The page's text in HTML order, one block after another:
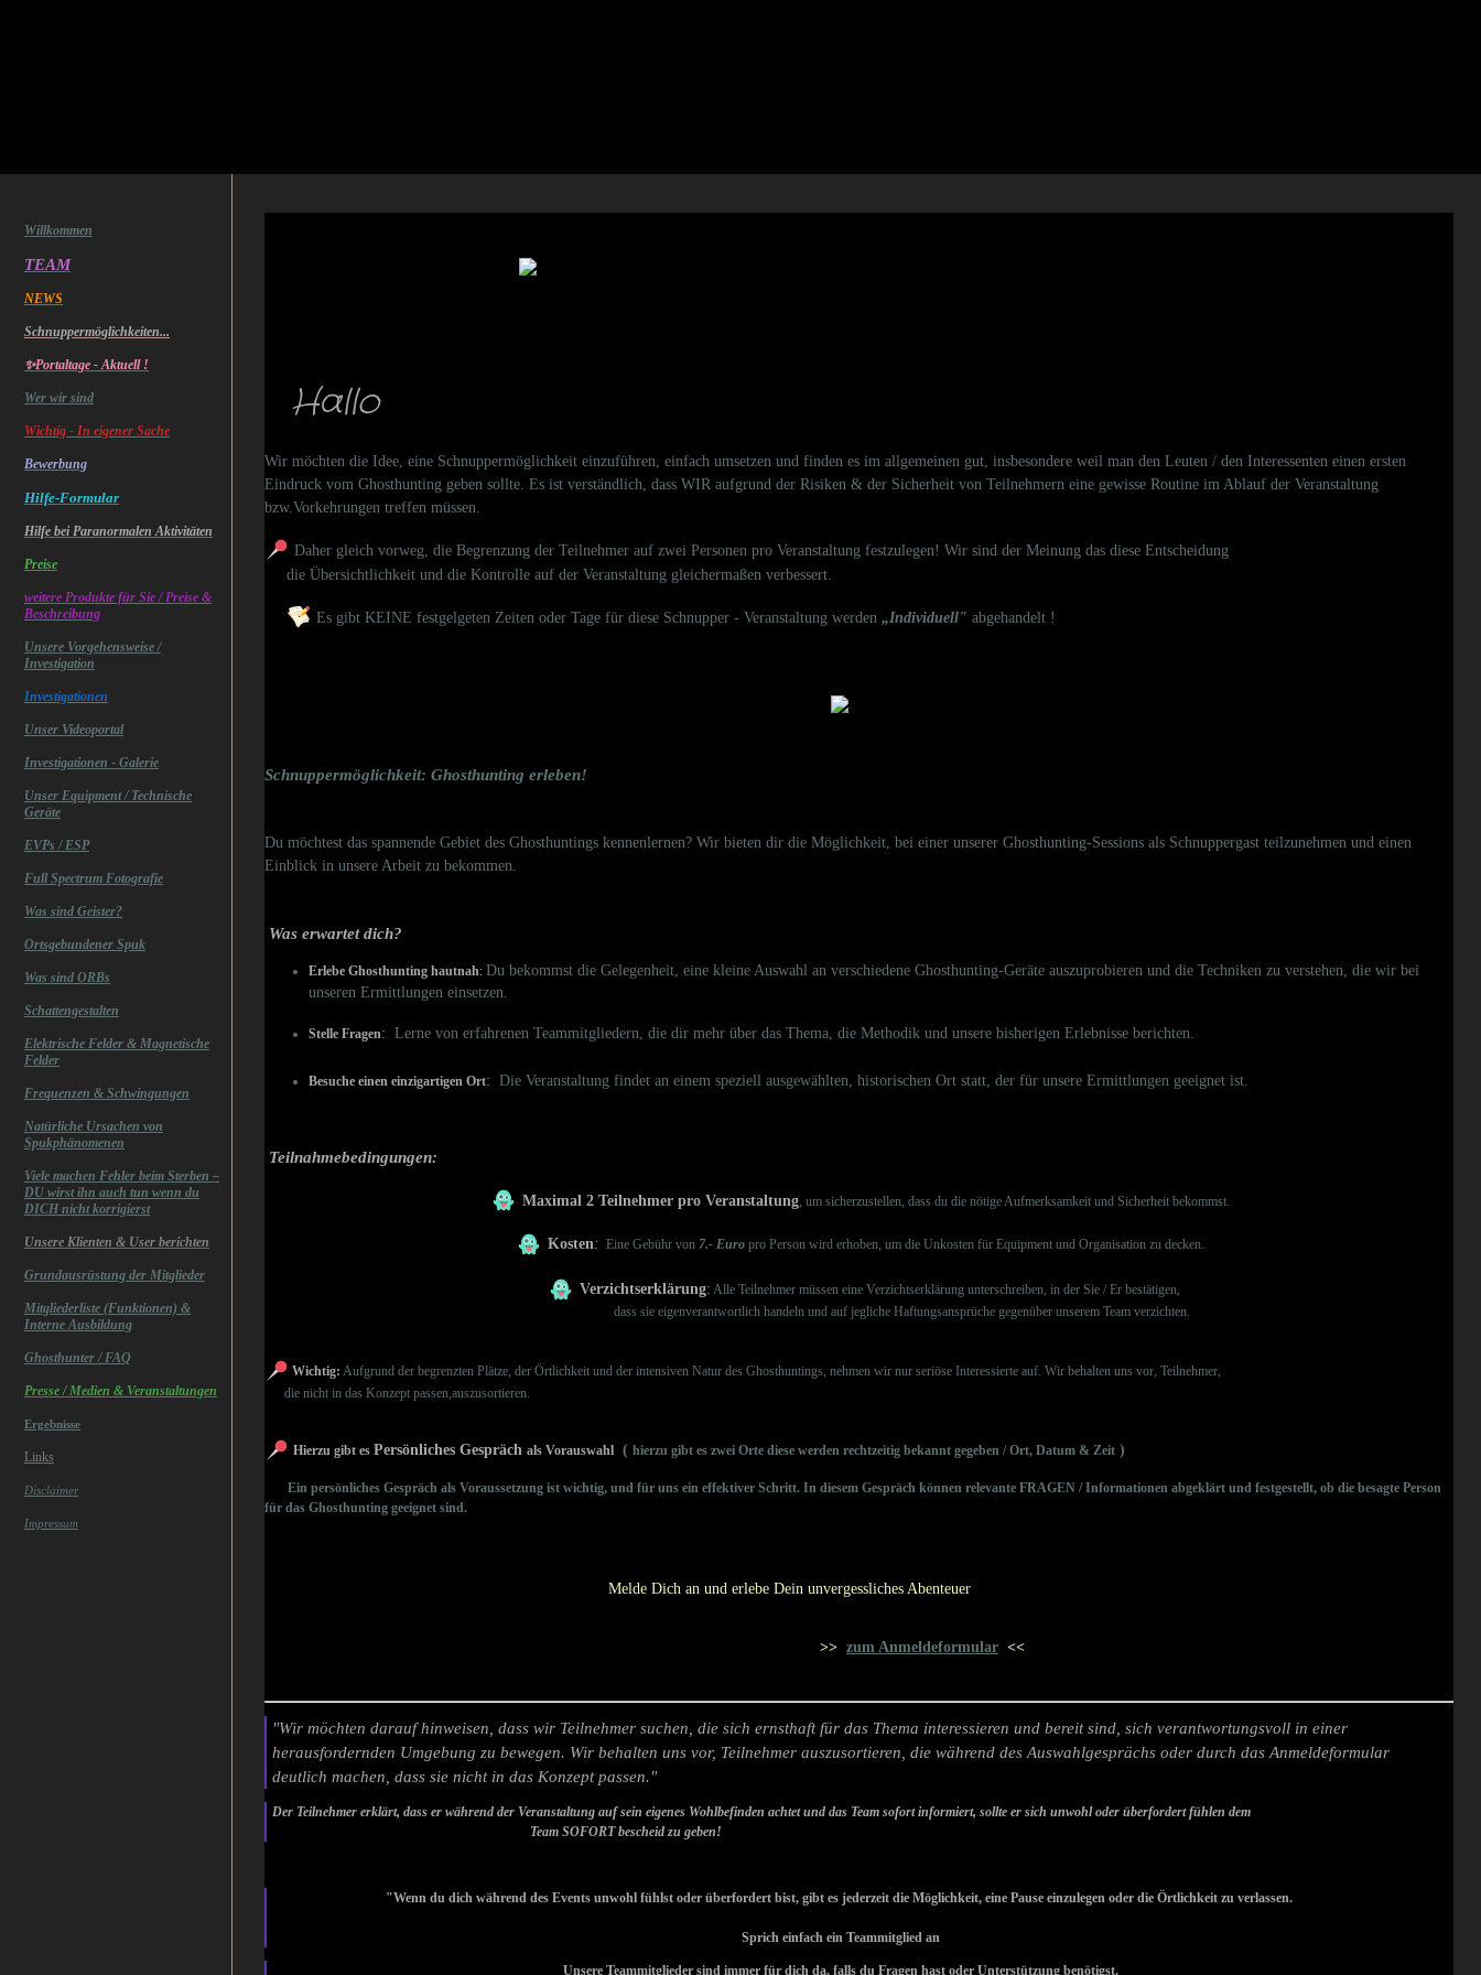
Willkommen
TEAM
NEWS
Schnuppermöglichkeiten...
✨Portaltage - Aktuell !
Wer wir sind
Wichtig - In eigener Sache
Bewerbung
Hilfe-Formular
Hilfe bei Paranormalen Aktivitäten
Preise
weitere Produkte für Sie / Preise &
Beschreibung
Unsere Vorgehensweise /
Investigation
Investigationen
Unser Videoportal
Investigationen - Galerie
Unser Equipment / Technische
Geräte
EVPs / ESP
Full Spectrum Fotografie
Was sind Geister?
Ortsgebundener Spuk
Was sind ORBs
Schattengestalten
Elektrische Felder & Magnetische
Felder
Frequenzen & Schwingungen
Natürliche Ursachen von
Spukphänomenen
Viele machen Fehler beim Sterben –
DU wirst ihn auch tun wenn du
DICH nicht korrigierst
Unsere Klienten & User berichten
Grundausrüstung der Mitglieder
Mitgliederliste (Funktionen) &
Interne Ausbildung
Ghosthunter / FAQ
Presse / Medien & Veranstaltungen
Ergebnisse
Links
Disclaimer
Impressum
Hallo
Wir möchten die Idee, eine Schnuppermöglichkeit einzuführen, einfach umsetzen und finden es im allgemeinen gut, insbesondere weil man den Leuten / den Interessenten einen ersten
Eindruck vom Ghosthunting geben sollte. Es ist verständlich, dass WIR aufgrund der Risiken & der Sicherheit von Teilnehmern eine gewisse Routine im Ablauf der Veranstaltung
bzw.Vorkehrungen treffen müssen.
Daher gleich vorweg, die Begrenzung der Teilnehmer auf zwei Personen pro Veranstaltung festzulegen! Wir sind der Meinung das diese Entscheidung
die Übersichtlichkeit und die Kontrolle auf der Veranstaltung gleichermaßen verbessert.
Es gibt KEINE festgelgeten Zeiten oder Tage für diese Schnupper - Veranstaltung werden „Individuell" abgehandelt !
Schnuppermöglichkeit: Ghosthunting erleben!
Du möchtest das spannende Gebiet des Ghosthuntings kennenlernen? Wir bieten dir die Möglichkeit, bei einer unserer Ghosthunting-Sessions als Schnuppergast teilzunehmen und einen
Einblick in unsere Arbeit zu bekommen.
Was erwartet dich?
Erlebe Ghosthunting hautnah: Du bekommst die Gelegenheit, eine kleine Auswahl an verschiedene Ghosthunting-Geräte auszuprobieren und die Techniken zu verstehen, die wir bei
unseren Ermittlungen einsetzen.
Stelle Fragen: Lerne von erfahrenen Teammitgliedern, die dir mehr über das Thema, die Methodik und unsere bisherigen Erlebnisse berichten.
Besuche einen einzigartigen Ort: Die Veranstaltung findet an einem speziell ausgewählten, historischen Ort statt, der für unsere Ermittlungen geeignet ist.
Teilnahmebedingungen:
Maximal 2 Teilnehmer pro Veranstaltung , um sicherzustellen, dass du die nötige Aufmerksamkeit und Sicherheit bekommst.
Kosten: Eine Gebühr von 7.- Euro pro Person wird erhoben, um die Unkosten für Equipment und Organisation zu decken.
Verzichtserklärung: Alle Teilnehmer müssen eine Verzichtserklärung unterschreiben, in der Sie / Er bestätigen,
dass sie eigenverantwortlich handeln und auf jegliche Haftungsansprüche gegenüber unserem Team verzichten.
Wichtig: Aufgrund der begrenzten Plätze, der Örtlichkeit und der intensiven Natur des Ghosthuntings, nehmen wir nur seriöse Interessierte auf. Wir behalten uns vor, Teilnehmer,
die nicht in das Konzept passen,auszusortieren.
Hierzu gibt es Persönliches Gespräch als Vorauswahl ( hierzu gibt es zwei Orte diese werden rechtzeitig bekannt gegeben / Ort, Datum & Zeit)
Ein persönliches Gespräch als Voraussetzung ist wichtig, und für uns ein effektiver Schritt. In diesem Gespräch können relevante FRAGEN / Informationen abgeklärt und festgestellt, ob die besagte Person
für das Ghosthunting geeignet sind.
Melde Dich an und erlebe Dein unvergessliches Abenteuer
>> zum Anmeldeformular <<
"Wir möchten darauf hinweisen, dass wir Teilnehmer suchen, die sich ernsthaft für das Thema interessieren und bereit sind, sich verantwortungsvoll in einer
herausfordernden Umgebung zu bewegen. Wir behalten uns vor, Teilnehmer auszusortieren, die während des Auswahlgesprächs oder durch das Anmeldeformular
deutlich machen, dass sie nicht in das Konzept passen."
Der Teilnehmer erklärt, dass er während der Veranstaltung auf sein eigenes Wohlbefinden achtet und das Team sofort informiert, sollte er sich unwohl oder überfordert fühlen dem
Team SOFORT bescheid zu geben!
"Wenn du dich während des Events unwohl fühlst oder überfordert bist, gibt es jederzeit die Möglichkeit, eine Pause einzulegen oder die Örtlichkeit zu verlassen.
Sprich einfach ein Teammitglied an
Unsere Teammitglieder sind immer für dich da, falls du Fragen hast oder Unterstützung benötigst.